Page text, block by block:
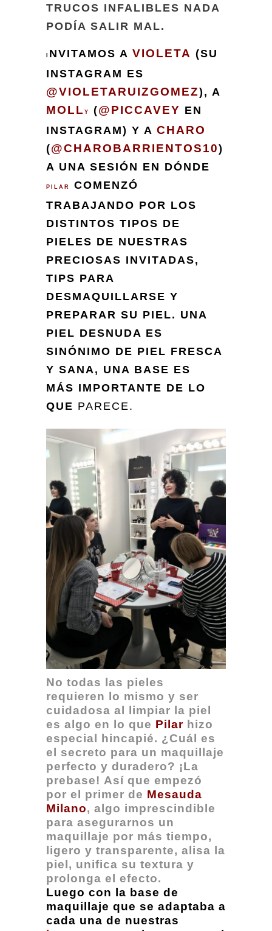
TRUCOS INFALIBLES NADA
PODÍA SALIR MAL.
NVITAMOS A VIOLETA (SU
INSTAGRAM ES
@VIOLETARUIZGOMEZ), A
MOLL Y (@PICCAVEY EN
INSTAGRAM) Y A CHARO
(@CHAROBARRIENTOS10)
A UNA SESIÓN EN DÓNDE
PILAR
COMENZÓ
TRABAJANDO POR LOS
DISTINTOS TIPOS DE
PIELES DE NUESTRAS
PRECIOSAS INVITADAS,
TIPS PARA
DESMAQUILLARSE Y
PREPARAR SU PIEL. UNA
PIEL DESNUDA ES
SINÓNIMO DE PIEL FRESCA
Y SANA, UNA BASE ES
MÁS IMPORTANTE DE LO
QUE PARECE.
No todas las pieles
requieren lo mismo y ser
cuidadosa al limpiar la piel
es algo en lo que Pilar hizo
especial hincapié. ¿Cuál es
el secreto para un maquillaje
perfecto y duradero? ¡La
prebase! Así que empezó
por el primer de Mesauda
Milano, algo imprescindible
para asegurarnos un
maquillaje por más tiempo,
ligero y transparente, alisa la
piel, unifica su textura y
prolonga el efecto.
Luego con la base de
maquillaje que se adaptaba a
cada una de nuestras